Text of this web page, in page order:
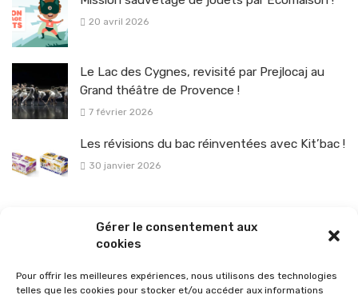
Gérer le consentement aux
cookies
Pour offrir les meilleures expériences, nous utilisons des technologies
telles que les cookies pour stocker et/ou accéder aux informations
20 avril 2026
Le Lac des Cygnes, revisité par Prejlocaj au
Grand théâtre de Provence !
7 février 2026
Les révisions du bac réinventées avec Kit’bac !
30 janvier 2026